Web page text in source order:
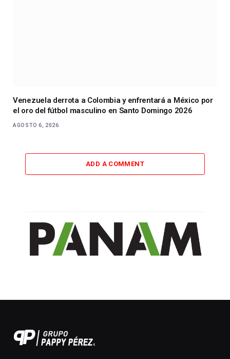
Venezuela derrota a Colombia y enfrentará a México por
el oro del fútbol masculino en Santo Domingo 2026
AGOSTO 6, 2026
ADD A COMMENT